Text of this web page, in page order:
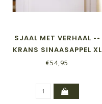
SJAAL MET VERHAAL ••
KRANS SINAASAPPEL XL
€54,95